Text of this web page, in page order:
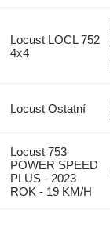
Locust LOCL 752
4x4
Locust Ostatní
Locust 753
POWER SPEED
PLUS - 2023
ROK - 19 KM/H